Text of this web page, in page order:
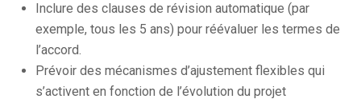
Inclure des clauses de révision automatique (par
exemple, tous les 5 ans) pour réévaluer les termes de
l’accord.
Prévoir des mécanismes d’ajustement flexibles qui
s’activent en fonction de l’évolution du projet